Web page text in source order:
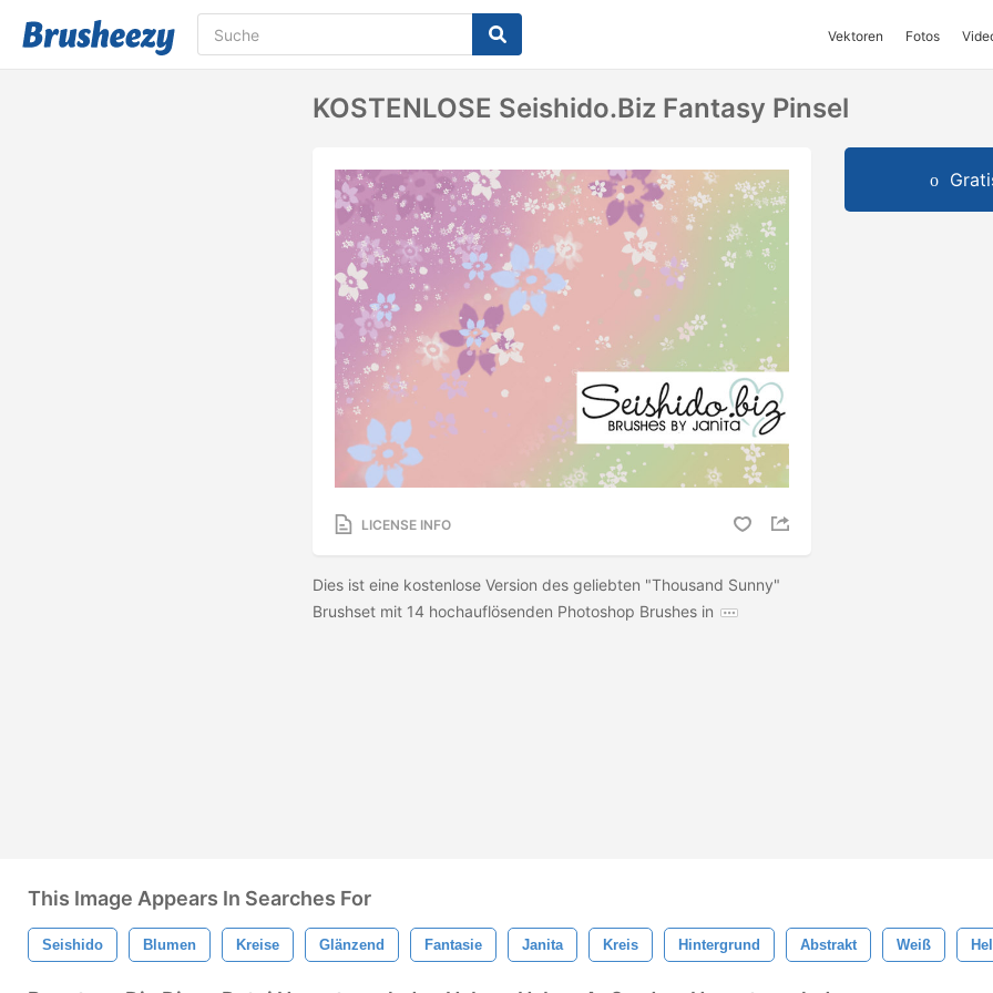
Vektoren Fotos
KOSTENLOSE Seishido.biz Fantasy Pinsel
LICENSE INFO
Dies ist eine kostenlose Version des geliebten "Thousand Sunny"
Brushset mit 14 hochauflösenden Photoshop Brushes in
This Image Appears In Searches For
Seishido Blumen Kreise Glänzend Fantasie Janita Kreis Hintergrund Abstrakt Weiß